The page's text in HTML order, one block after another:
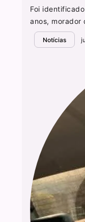
Foi
anos, morador
Notícias